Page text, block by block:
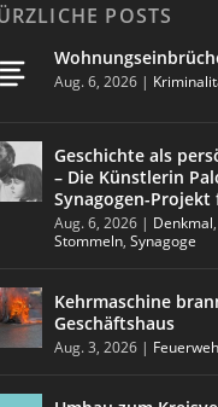
POSTS
Aug. 6, 2026 |
Geschichte als
– Die Künstlerin
Synagogen-Projekt
Aug. 6, 2026 | Denkmal,
Stommeln,Synagoge
Kehrmaschine
Geschäftshaus
Aug. 3, 2026 |